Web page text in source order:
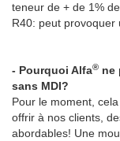
teneur de + de 1%
R40: peut provoquer
- Pourquoi Alfa® ne
sans MDI?
Pour le moment,
offrir à nos clients,
abordables! Une